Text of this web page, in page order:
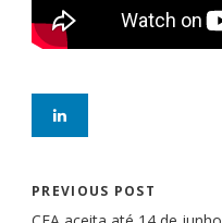
PREVIOUS POST